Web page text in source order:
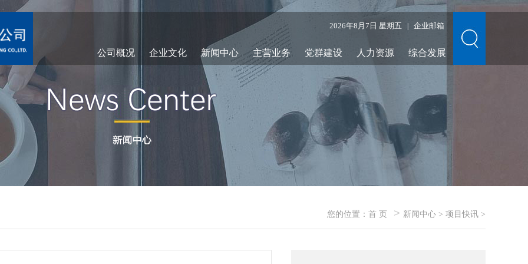
2026年8月7日 星期五 企业邮箱
公司概况 企业文化 新闻中心 主营业务 党群建设 人力资源 综合发展
您的位置： 首 页 > 新闻中心 > 项目快讯 >